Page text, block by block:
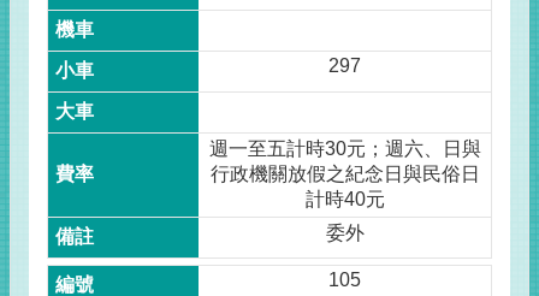
297
週一至五計時30元；週六、日與
行政機關放假之紀念日與民俗日
計時40元
委外
105